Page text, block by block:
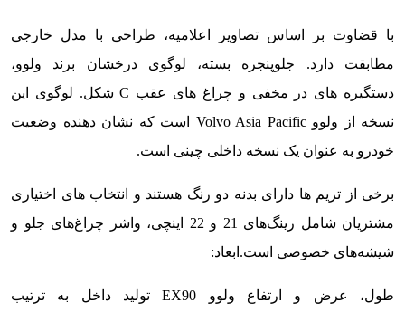
با قضاوت بر اساس تصاویر اعلامیه، طراحی با مدل خارجی
مطابقت دارد. جلوپنجره بسته، لوگوی درخشان برند ولوو،
دستگیره های در مخفی و چراغ های عقب C شکل. لوگوی این
نسخه از ولوو Volvo Asia Pacific است که نشان دهنده وضعیت
خودرو به عنوان یک نسخه داخلی چینی است.
برخی از تریم ها دارای بدنه دو رنگ هستند و انتخاب های اختیاری
مشتریان شامل رینگ‌های 21 و 22 اینچی، واشر چراغ‌های جلو و
شیشه‌های خصوصی است. ابعاد:
طول، عرض و ارتفاع ولوو EX90 تولید داخل به ترتیب